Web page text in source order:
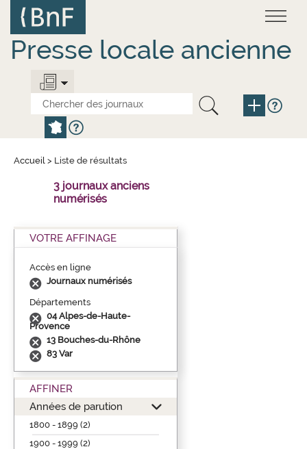
contenu
principal
Presse locale ancienne
Accueil > Liste de résultats
3 journaux anciens
numérisés
VOTRE AFFINAGE
Accès en ligne
Journaux numérisés
Départements
04 Alpes-de-Haute-
Provence
13 Bouches-du-Rhône
83 Var
AFFINER
Années de parution
1800 - 1899 (2)
1900 - 1999 (2)
Panneau de gestion des cookies